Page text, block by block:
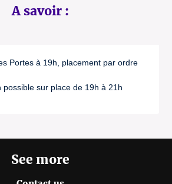
A savoir :
Portes à 19h, placement par ordre
possible sur place de 19h à 21h
See more